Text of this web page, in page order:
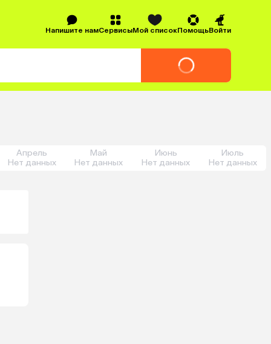
Напишите намСервисыМой списокПомощьВойти
Апрель
Нет данных
Май
Нет данных
Июнь
Нет данных
Июль
Нет данных